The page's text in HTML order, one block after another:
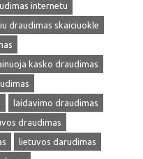
internetu
draudimas skaiciuokle
kasko draudimas
laidavimo draudimas
draudimas
lietuvos darudimas